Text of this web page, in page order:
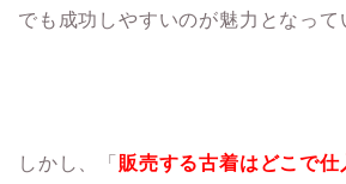
でも成功しやすいのが魅力となって
しかし、「 販売する古着はどこで仕